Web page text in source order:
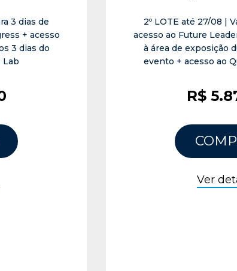
3 dias de
+ acesso
3 dias do
Lab
2º LOTE até 27/08 |
acesso ao Future
à área de exposição
evento + acesso ao
R$
Ver